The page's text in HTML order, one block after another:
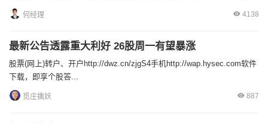
何经理 4138
最新公告透露重大利好 26股周一有望暴涨
股票(网上)转户、开户http://dwz.cn/zjgS4手机http://wap.hysec.com软件
下载，即享个股答...
觅庄擒妖 887